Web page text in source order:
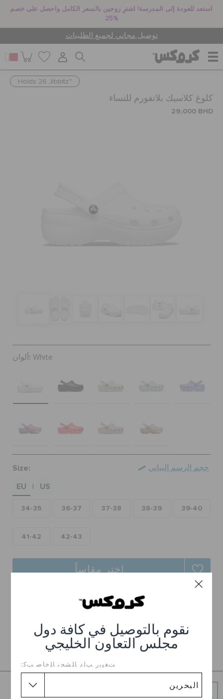
استعد للعودة إلى المدرسة! اشترِ زوجين بالسعر الكامل واحصل على خصم
25%
توصيل مجاني لجميع الطلبيات
نقوم بالتوصيل في كافة دول
مجلس التعاون الخليجي
ﺖﻐﻴﻳﺭ ﺐﻟﺩ ﺎﻠﺸﺤﻧ ﺎﻠﺧﺎﺻ ﺐﻛ:
Holds 26 Jibbitz™
كلوغ كلاسيك بلاتفورم للنساء
29٫000 BHD
ألوان: White
Size:
EU
US
34-35 36-37 37-38 38-39 39-40
41-42 42-43
حجم الرسم البياني
اختر مقاساً
توصيل مجاني على جميع الطلبيات.
تفاصيل المنتج
شحن مجاني